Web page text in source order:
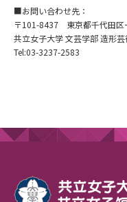
■お問い合わせ先：
〒101-8437 東京都千代田区
共立女子大学 文芸学部 造形
Tel:03-3237-2583